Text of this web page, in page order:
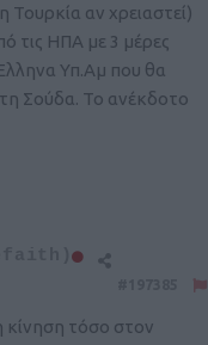
Τουρκία αν χρειαστεί)
τις ΗΠΑ με 3 μέρες
Υπ.Αμ που θα
Σούδα. Το ανέκδοτο
τόσο στον